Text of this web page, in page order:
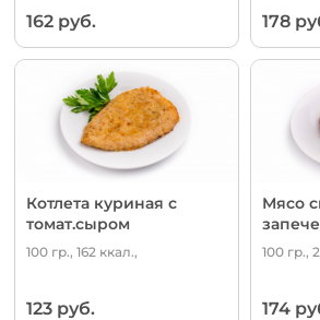
162 руб. 178
Котлета куриная с
томат.сыром
100 гр., 162 ккал.,
123 руб.
Мясо
100 гр.,
174